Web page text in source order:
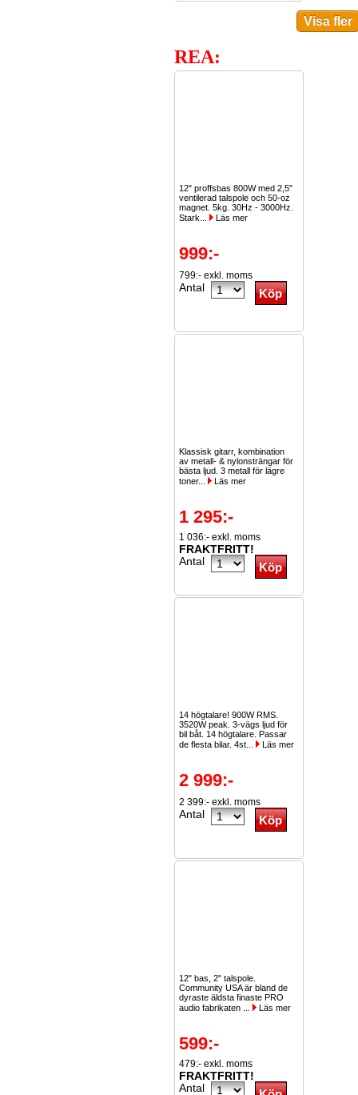
REA:
12" proffsbas 800W med 2,5"
ventilerad talspole och 50-oz
magnet. 5kg. 30Hz - 3000Hz.
Stark...
Läs mer
999:-
799:- exkl. moms
Antal
Klassisk gitarr, kombination
av metall- & nylonsträngar för
bästa ljud. 3 metall för lägre
toner...
Läs mer
1 295:-
1 036:- exkl. moms
FRAKTFRITT!
Antal
14 högtalare! 900W RMS.
3520W peak. 3-vägs ljud för
bil båt. 14 högtalare. Passar
de flesta bilar. 4st...
Läs mer
2 999:-
2 399:- exkl. moms
Antal
12" bas, 2" talspole.
Community USA är bland de
dyraste äldsta finaste PRO
audio fabrikaten ...
Läs mer
599:-
479:- exkl. moms
FRAKTFRITT!
Antal